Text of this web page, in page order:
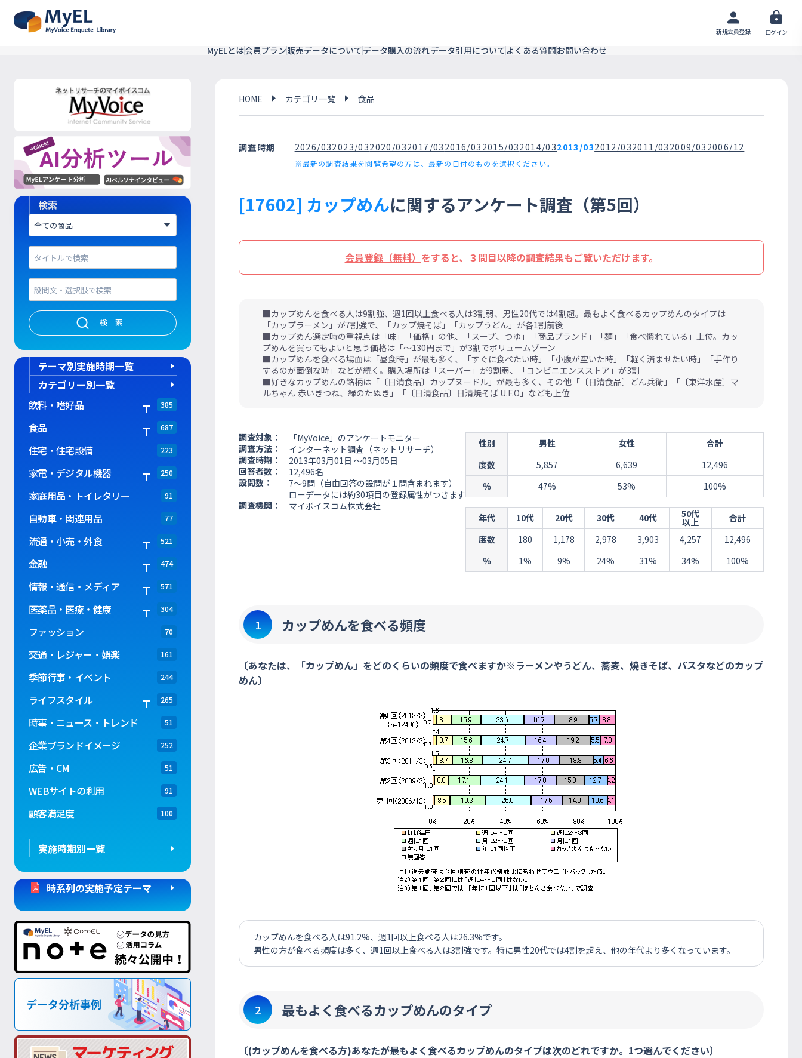
新規会員登録 ログイン
MyELとは会員プラン販売データについてデータ購入の流れデータ引用についてよくある質問お問い合わせ
検索
検索
テーマ別実施時期一覧
カテゴリー別一覧
飲料・嗜好品
385
食品 687
住宅・住宅設備 223
家電・デジタル機器 250
家庭用品・トイレタリー 91
自動車・関連用品 77
流通・小売・外食 521
金融 474
情報・通信・メディア 571
医薬品・医療・健康 304
ファッション 70
交通・レジャー・娯楽 161
季節行事・イベント 244
ライフスタイル 265
時事・ニュース・トレンド 51
企業ブランドイメージ 252
広告・CM 51
WEBサイトの利用 91
顧客満足度 100
実施時期別一覧
時系列の実施予定テーマ
HOME カテゴリ一覧 食品
調査時期 2026/032023/032020/032017/03 2016/03 2015/032014/032013/032012/032011/03 2009/03 2006/12
※最新の調査結果を閲覧希望の方は、最新の日付のものを選択ください。
[17602] カップめんに関するアンケート調査（第5回）
会員登録（無料） をすると、３問目以降の調査結果もご覧いただけます。
■カップめんを食べる人は9割強、週1回以上食べる人は3割弱、男性20代では4割超。最もよく食べるカップめんのタイプは
「カップラーメン」が7割強で、「カップ焼そば」「カップうどん」が各1割前後
■カップめん選定時の重視点は「味」「価格」の他、「スープ、つゆ」「商品ブランド」「麺」「食べ慣れている」上位。カッ
プめんを買ってもよいと思う価格は「～130円まで」が3割でボリュームゾーン
■カップめんを食べる場面は「昼食時」が最も多く、「すぐに食べたい時」「小腹が空いた時」「軽く済ませたい時」「手作り
するのが面倒な時」などが続く。購入場所は「スーパー」が9割弱、「コンビニエンスストア」が3割
■好きなカップめんの銘柄は「〔日清食品〕カップヌードル」が最も多く、その他「〔日清食品〕どん兵衛」「〔東洋水産〕マ
ルちゃん 赤いきつね、緑のたぬき」「〔日清食品〕日清焼そば U.F.O」なども上位
調査対象：
「MyVoice」のアンケートモニター
調査方法：
インターネット調査（ネットリサーチ）
調査時期：
2013年03月01日 ～03月05日
回答者数：
12,496名
設問数：
7～9問（自由回答の設問が１問含まれます）
ローデータには約30項目の登録属性がつきます
調査機関：
マイボイスコム株式会社
性別 男性 女性
合計
度数
5,857 6,639
12,496
％
47% 53% 100%
年代 10代 20代 30代 40代 50代
以上
合計
度数
180 1,178 2,978 3,903 4,257
12,496
％
1% 9% 24% 31% 34% 100%
1 カップめんを食べる頻度
〔あなたは、「カップめん」をどのくらいの頻度で食べますか※ラーメンやうどん、蕎麦、焼きそば、パスタなどのカップ
めん〕
カップめんを食べる人は91.2%、週1回以上食べる人は26.3%です。
男性の方が食べる頻度は多く、週1回以上食べる人は3割強です。特に男性20代では4割を超え、他の年代より多くなっています。
2 最もよく食べるカップめんのタイプ
〔(カップめんを食べる方)あなたが最もよく食べるカップめんのタイプは次のどれですか。1つ選んでください〕